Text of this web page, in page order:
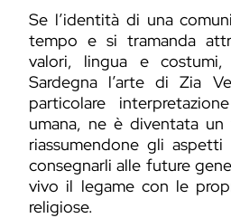
Se l’identità di una
tempo e si tramanda
valori, lingua e
Sardegna l’arte di Zia
particolare
umana, ne è diventata un
riassumendone gli
consegnarli alle future
vivo il legame con le
religiose.